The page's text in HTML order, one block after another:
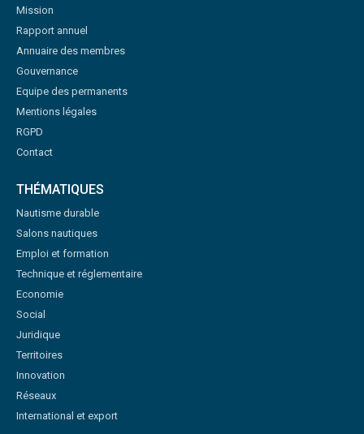
Mission
Rapport annuel
Annuaire des membres
Gouvernance
Equipe des permanents
Mentions légales
RGPD
Contact
THÉMATIQUES
Nautisme durable
Salons nautiques
Emploi et formation
Technique et réglementaire
Economie
Social
Juridique
Territoires
Innovation
Réseaux
International et export